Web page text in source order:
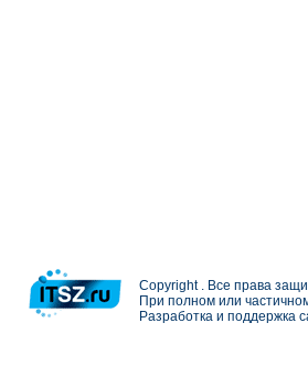
Copyright . Все права
При полном или
Разработка и поддержка